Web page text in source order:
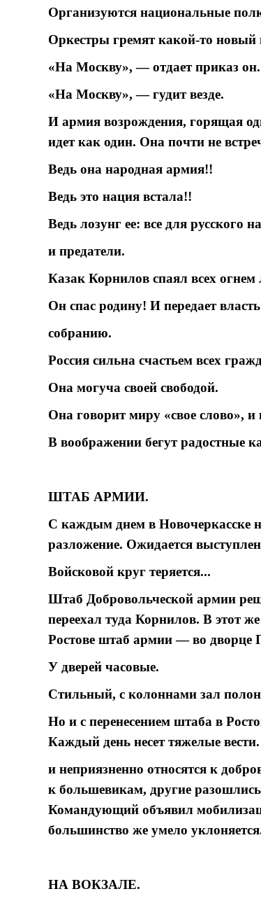
Организуются национальные
Оркестры гремят какой-то новый
«На Москву», — отдает приказ он.
«На Москву», — гудит везде.
И армия возрождения, горящая
идет как один. Она почти не
Ведь она народная армия!!
Ведь это нация встала!!
Ведь лозунг ее: все для русского
и предатели.
Казак Корнилов спаял всех
Он спас родину! И передает
собранию.
Россия сильна счастьем всех
Она могуча своей свободой.
Она говорит миру «свое слово», и
В воображении бегут радостные
ШТАБ АРМИИ.
С каждым днем в Новочеркасске
разложение. Ожидается
Войсковой круг теряется...
Штаб Добровольческой армии
переехал туда Корнилов. В этот
Ростове штаб армии — во дворце
У дверей часовые.
Стильный, с колоннами зал
Но и с перенесением штаба в
Каждый день несет тяжелые
и неприязненно относятся к
к большевикам, другие
Командующий объявил
большинство же умело
НА ВОКЗАЛЕ.